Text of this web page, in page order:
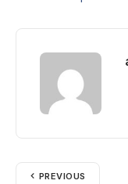
PREVIOUS